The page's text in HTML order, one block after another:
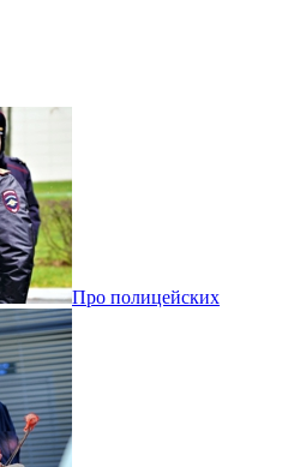
Про полицейских